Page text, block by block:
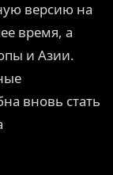
версию на
время, а
и Азии.
вновь стать